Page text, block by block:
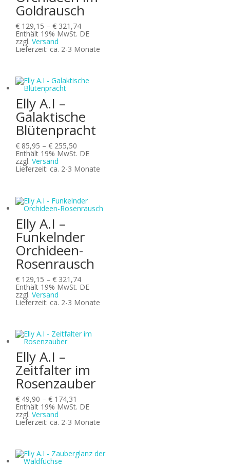
Goldrausch
€ 129,15 –€ 321,74Preisspanne:
€ 129,15
€ 321,74
Enthält 19% MwSt. DE
zzgl.Versand
Lieferzeit: ca. 2-3 Monate
Elly A.I –
Galaktische
Blütenpracht
€ 85,95 –€ 255,50
€ 85,95
€ 255,50
Enthält 19% MwSt. DE
zzgl.Versand
Lieferzeit: ca. 2-3 Monate
Elly A.I –
Funkelnder
Orchideen-
Rosenrausch
€ 129,15 –€ 321,74Preisspanne:
€ 129,15
€ 321,74
Enthält 19% MwSt. DE
zzgl.Versand
Lieferzeit: ca. 2-3 Monate
Elly A.I –
Zeitfalter im
Rosenzauber
€ 49,90 –€ 174,31
€ 49,90
€ 174,31
Enthält 19% MwSt. DE
zzgl.Versand
Lieferzeit: ca. 2-3 Monate